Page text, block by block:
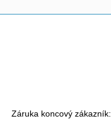
Záruka koncový zákazník: